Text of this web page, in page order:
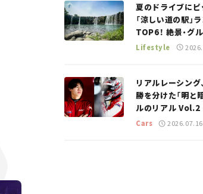
夏のドライブにピ
「涼しい道の駅」
TOP6！ 絶景・グ
ーラーなど、避暑
Lifestyle
リアルレーシング
勝を分けた「明と
ルのリアル Vol.2
GT 2026開幕戦
Cars 2026.07.16